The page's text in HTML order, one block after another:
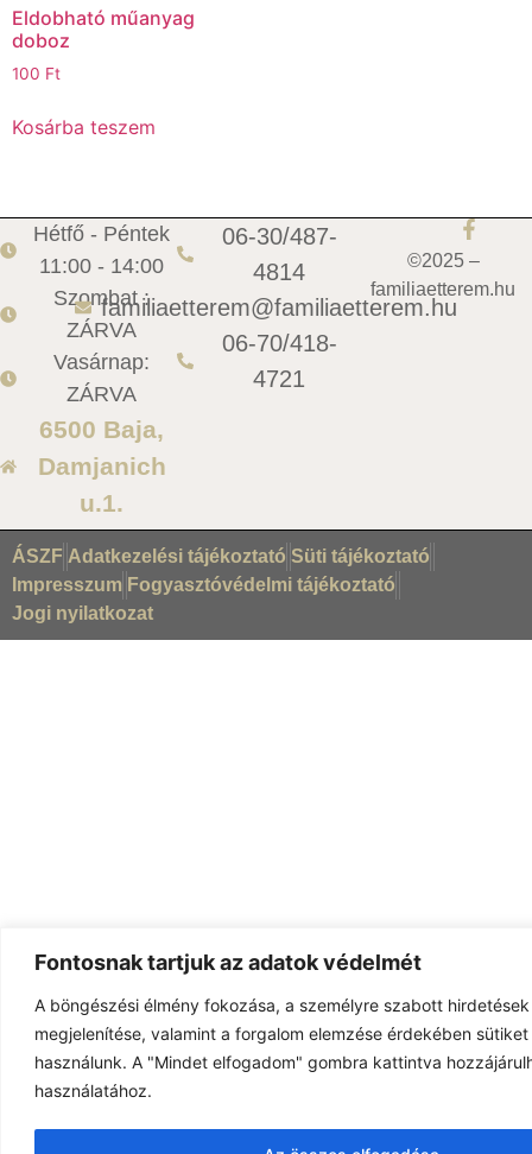
Fontosnak tartjuk az adatok védelmét
A böngészési élmény fokozása, a személyre szabott
megjelenítése, valamint a forgalom elemzése érdekében
használunk. A "Mindet elfogadom" gombra kattintva
használatához.
Eldobható műanyag
doboz
100 Ft
Kosárba teszem
Hétfő - Péntek
11:00 - 14:00
Szombat :
ZÁRVA
Vasárnap:
ZÁRVA
6500 Baja,
Damjanich
u.1.
06-30/487-
4814
familiaetterem@familiaetterem.hu
06-70/418-
4721
©2025 –
familiaetterem.hu
ÁSZF Adatkezelési tájékoztató Süti tájékoztató
Impresszum Fogyasztóvédelmi tájékoztató
Jogi nyilatkozat